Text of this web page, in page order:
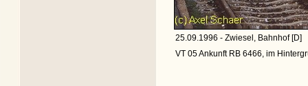
25.09.1996 - Zwiesel, Bahnhof [D]
VT 05 Ankunft RB 6466, im